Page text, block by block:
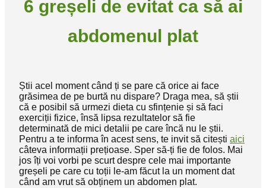
6 greșeli de evitat ca să ai
abdomenul plat
Știi acel moment când ți se pare că orice ai face
grăsimea de pe burtă nu dispare? Draga mea, să știi
că e posibil să urmezi dieta cu sfințenie și să faci
exerciții fizice, însă lipsa rezultatelor să fie
determinată de mici detalii pe care încă nu le știi.
Pentru a te informa în acest sens, te invit să citești aici
câteva informații prețioase. Sper să-ți fie de folos. Mai
jos îți voi vorbi pe scurt despre cele mai importante
greșeli pe care cu toții le-am făcut la un moment dat
când am vrut să obținem un abdomen plat.